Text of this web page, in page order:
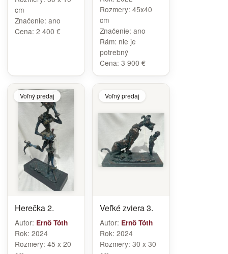
cm
Značenie: ano
Cena: 2 400 €
Rozmery: 45x40
cm
Značenie: ano
Rám: nie je
potrebný
Cena: 3 900 €
Voľný predaj
Herečka 2.
Autor: Ernö Tóth
Rok: 2024
Rozmery: 45 x 20
Voľný predaj
Veľké zviera 3.
Autor: Ernö Tóth
Rok: 2024
Rozmery: 30 x 30